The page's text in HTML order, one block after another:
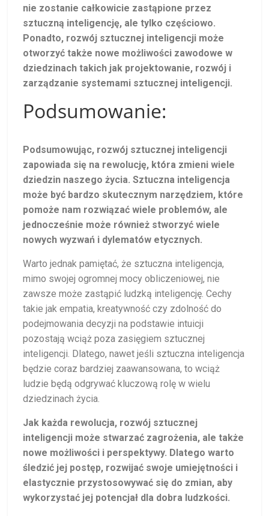
nie zostanie całkowicie zastąpione przez
sztuczną inteligencję, ale tylko częściowo.
Ponadto, rozwój sztucznej inteligencji może
otworzyć także nowe możliwości zawodowe w
dziedzinach takich jak projektowanie, rozwój i
zarządzanie systemami sztucznej inteligencji.
Podsumowanie:
Podsumowując, rozwój sztucznej inteligencji
zapowiada się na rewolucję, która zmieni wiele
dziedzin naszego życia. Sztuczna inteligencja
może być bardzo skutecznym narzędziem, które
pomoże nam rozwiązać wiele problemów, ale
jednocześnie może również stworzyć wiele
nowych wyzwań i dylematów etycznych.
Warto jednak pamiętać, że sztuczna inteligencja,
mimo swojej ogromnej mocy obliczeniowej, nie
zawsze może zastąpić ludzką inteligencję. Cechy
takie jak empatia, kreatywność czy zdolność do
podejmowania decyzji na podstawie intuicji
pozostają wciąż poza zasięgiem sztucznej
inteligencji. Dlatego, nawet jeśli sztuczna inteligencja
będzie coraz bardziej zaawansowana, to wciąż
ludzie będą odgrywać kluczową rolę w wielu
dziedzinach życia.
Jak każda rewolucja, rozwój sztucznej
inteligencji może stwarzać zagrożenia, ale także
nowe możliwości i perspektywy. Dlatego warto
śledzić jej postęp, rozwijać swoje umiejętności i
elastycznie przystosowywać się do zmian, aby
wykorzystać jej potencjał dla dobra ludzkości.